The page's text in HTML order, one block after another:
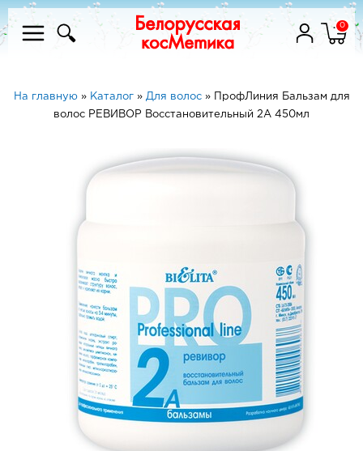
0
На главную» Каталог» Для волос»
ПрофЛиния Бальзам для
волос РЕВИВОР Восстановительный 2А 450мл